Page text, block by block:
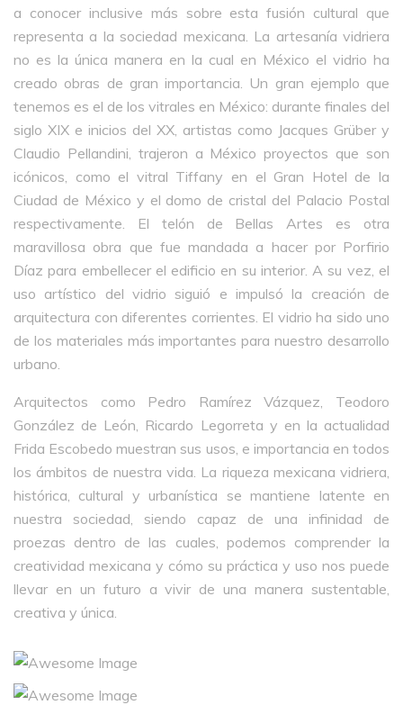
a conocer inclusive más sobre esta fusión cultural que
representa a la sociedad mexicana. La artesanía vidriera
no es la única manera en la cual en México el vidrio ha
creado obras de gran importancia. Un gran ejemplo que
tenemos es el de los vitrales en México: durante finales del
siglo XIX e inicios del XX, artistas como Jacques Grüber y
Claudio Pellandini, trajeron a México proyectos que son
icónicos, como el vitral Tiffany en el Gran Hotel de la
Ciudad de México y el domo de cristal del Palacio Postal
respectivamente. El telón de Bellas Artes es otra
maravillosa obra que fue mandada a hacer por Porfirio
Díaz para embellecer el edificio en su interior. A su vez, el
uso artístico del vidrio siguió e impulsó la creación de
arquitectura con diferentes corrientes. El vidrio ha sido uno
de los materiales más importantes para nuestro desarrollo
urbano.
Arquitectos como Pedro Ramírez Vázquez, Teodoro
González de León, Ricardo Legorreta y en la actualidad
Frida Escobedo muestran sus usos, e importancia en todos
los ámbitos de nuestra vida. La riqueza mexicana vidriera,
histórica, cultural y urbanística se mantiene latente en
nuestra sociedad, siendo capaz de una infinidad de
proezas dentro de las cuales, podemos comprender la
creatividad mexicana y cómo su práctica y uso nos puede
llevar en un futuro a vivir de una manera sustentable,
creativa y única.